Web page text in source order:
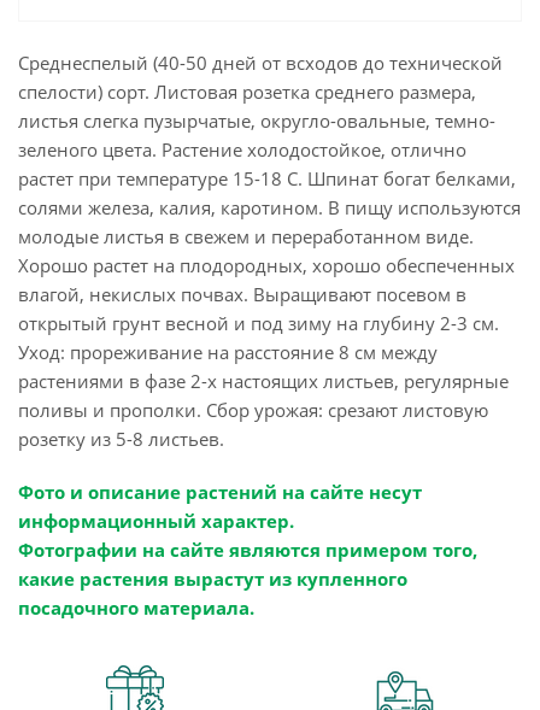
Среднеспелый (40-50 дней от всходов до технической
спелости) сорт. Листовая розетка среднего размера,
листья слегка пузырчатые, округло-овальные, темно-
зеленого цвета. Растение холодостойкое, отлично
растет при температуре 15-18 С. Шпинат богат белками,
солями железа, калия, каротином. В пищу используются
молодые листья в свежем и переработанном виде.
Хорошо растет на плодородных, хорошо обеспеченных
влагой, некислых почвах. Выращивают посевом в
открытый грунт весной и под зиму на глубину 2-3 см.
Уход: прореживание на расстояние 8 см между
растениями в фазе 2-х настоящих листьев, регулярные
поливы и прополки. Сбор урожая: срезают листовую
розетку из 5-8 листьев.
Фото и описание растений на сайте несут
информационный характер.
Фотографии на сайте являются примером того,
какие растения вырастут из купленного
посадочного материала.